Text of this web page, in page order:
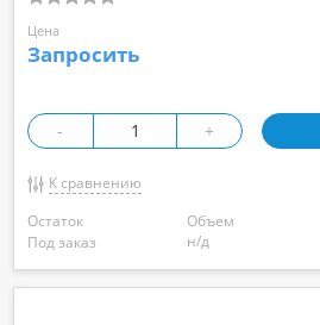
Цена
Запросить
- +
К сравнению
Остаток
Под заказ
Объем
н/д